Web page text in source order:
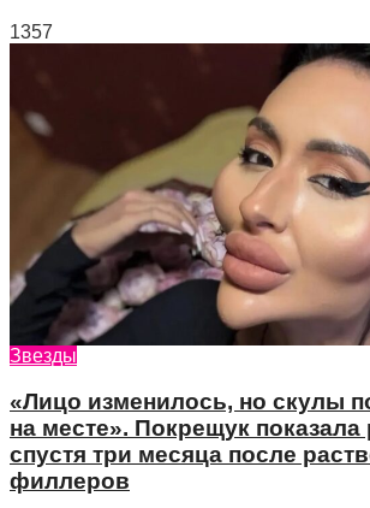
1357
Звезды
«Лицо изменилось, но скулы
на месте». Покрещук показала
спустя три месяца после
филлеров